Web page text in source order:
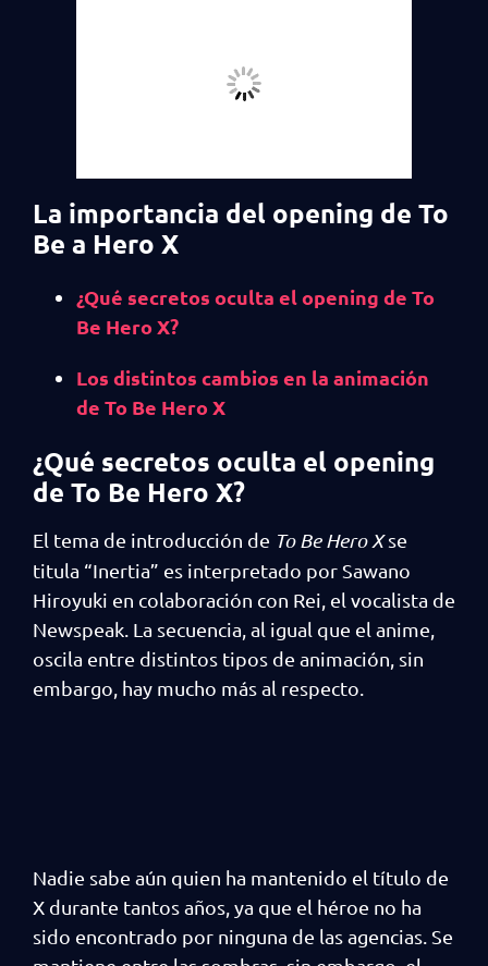
La importancia del opening de To
Be a Hero X
¿Qué secretos oculta el opening de To
Be Hero X?
Los distintos cambios en la animación
de To Be Hero X
¿Qué secretos oculta el opening
de To Be Hero X?
El tema de introducción de To Be Hero Xse
titula “Inertia” es interpretado por Sawano
Hiroyuki en colaboración con Rei, el vocalista de
Newspeak. La secuencia, al igual que el anime,
oscila entre distintos tipos de animación, sin
embargo, hay mucho más al respecto.
Nadie sabe aún quien ha mantenido el título de
X durante tantos años, ya que el héroe no ha
sido encontrado por ninguna de las agencias. Se